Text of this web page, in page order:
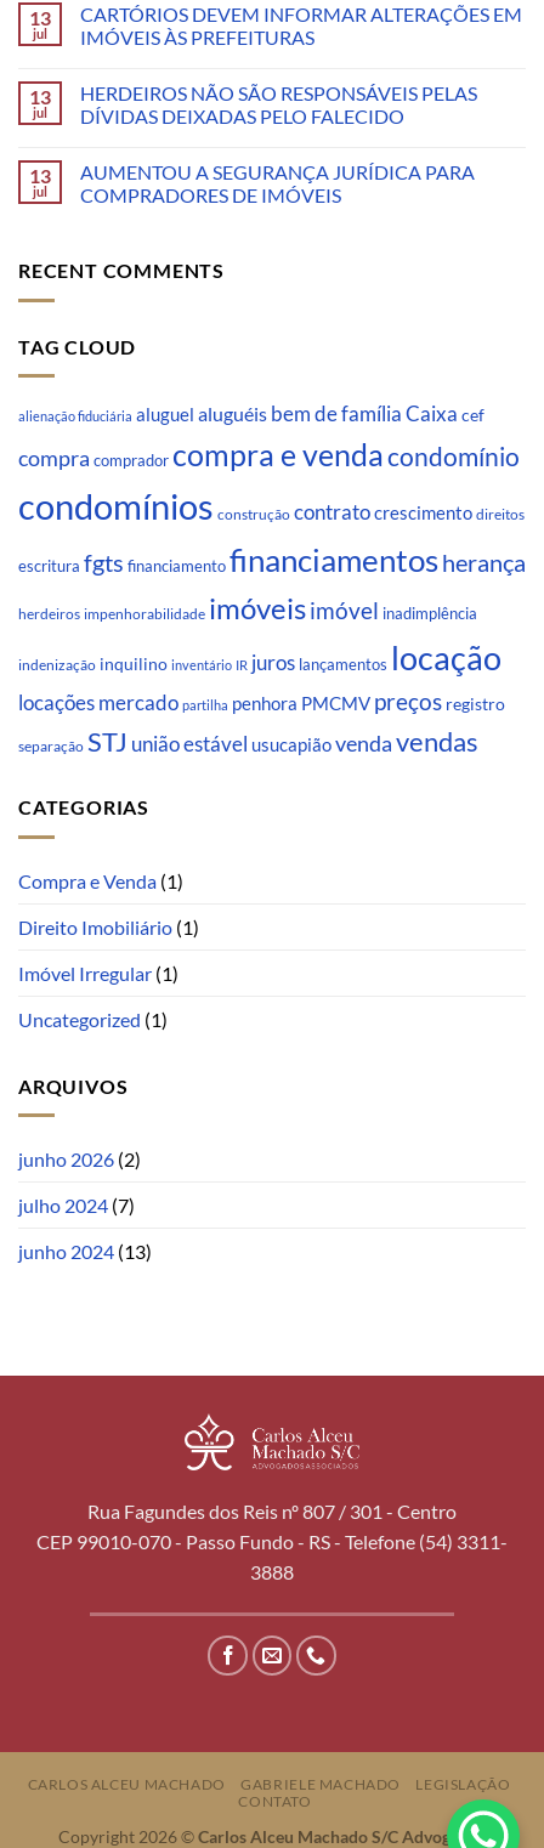
13
jul
CARTÓRIOS DEVEM INFORMAR ALTERAÇÕES EM
IMÓVEIS ÀS PREFEITURAS
13
jul
HERDEIROS NÃO SÃO RESPONSÁVEIS PELAS
DÍVIDAS DEIXADAS PELO FALECIDO
13
jul
AUMENTOU A SEGURANÇA JURÍDICA PARA
COMPRADORES DE IMÓVEIS
RECENT COMMENTS
TAG CLOUD
alienação fiduciária aluguel aluguéis bem de família Caixa cef
compra comprador compra e vendacondomínio
condomínios construção contratocrescimento direitos
escritura fgts financiamentofinanciamentosherança
herdeiros impenhorabilidade imóveisimóvel inadimplência
indenização inquilino inventário IR juros lançamentos locação
locações mercado partilha penhora PMCMV preços registro
separação STJ união estável usucapiãovendavendas
CATEGORIAS
Compra e Venda (1)
Direito Imobiliário (1)
Imóvel Irregular (1)
Uncategorized (1)
ARQUIVOS
junho 2026 (2)
julho 2024 (7)
junho 2024 (13)
Rua Fagundes dos Reis nº 807 / 301 - Centro
CEP 99010-070 - Passo Fundo - RS - Telefone (54) 3311-
3888
CARLOS ALCEU MACHADO GABRIELE MACHADO
LEGISLAÇÃO
CONTATO
Copyright 2026 ©Carlos Alceu Machado S/C Advogados